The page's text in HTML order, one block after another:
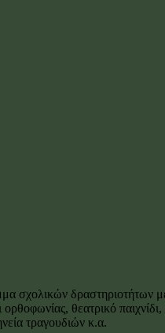
σχολικών δραστηριοτήτων
θεατρικό
τραγουδιών κ.α.